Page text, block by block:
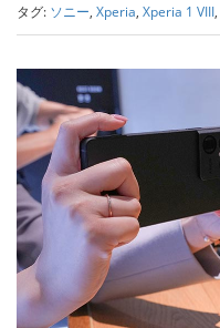
タグ: ソニー, Xperia, Xperia 1 VIII,